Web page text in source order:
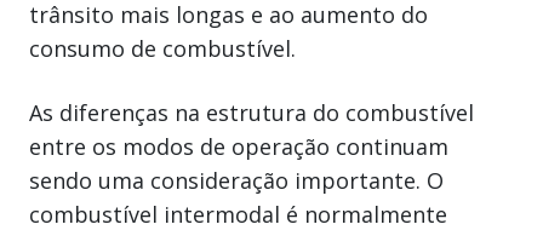
trânsito mais longas e ao aumento do
consumo de combustível.
As diferenças na estrutura do combustível
entre os modos de operação continuam
sendo uma consideração importante. O
combustível intermodal é normalmente